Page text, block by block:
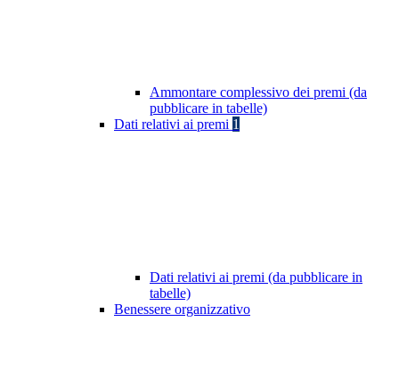
Ammontare complessivo dei premi (da
pubblicare in tabelle)
Dati relativi ai premi 1
Dati relativi ai premi (da pubblicare in
tabelle)
Benessere organizzativo